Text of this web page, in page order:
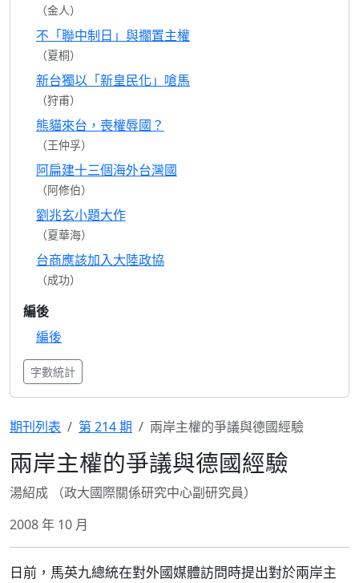
（金人）
不「聯中制日」與擱置主權
（夏桐）
新台獨以「新皇民化」嗆馬
（狩甫）
熊貓來台，喪權辱國？
（王仲孚）
阿扁建十三個海外台灣國
（阿修伯）
劉兆玄小題大作
（夏華海）
台商應該加入大陸政協
（成功）
編後
編後
字數統計
期刊列表 第 214 期 兩岸主權的爭議與德國經驗
兩岸主權的爭議與德國經驗
湯紹成 （政大國際關係研究中心副研究員）
2008 年 10 月
日前，馬英九總統在對外國媒體訪問時提出對於兩岸主